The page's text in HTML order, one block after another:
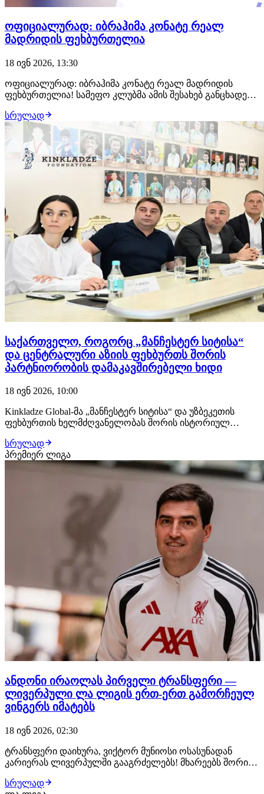
ოფიციალურად: იბრაჰიმა კონატე რეალ
მადრიდის ფეხბურთელია
18 ივნ 2026, 13:30
ოფიციალურად: იბრაჰიმა კონატე რეალ მადრიდის
ფეხბურთელია! სამეფო კლუბმა ამის შესახებ განცხადება
ფეხბურთელმა რეალთან კონტრაქტი 2030 წლამდე
გააფორმა. შეგახსენებთ, რეალ მადრიდმა იბრაჰიმა
კონატეს გარდა ბერნარდუ სილვას, დენზელ დუმფრისისა
და მარ…
სრულად
საქართველო, როგორც „მანჩესტერ სიტისა“
და ცენტრალური აზიის ფეხბურთს შორის
პარტნიორობის დამაკავშირებელი ხიდი
18 ივნ 2026, 10:00
Kinkladze Global-მა „მანჩესტერ სიტისა“ და უზბეკეთის
ფეხბურთის ხელმძღვანელობას შორის ისტორიულ
წარმომადგენლებმა უზბეკეთის სპორტის სამინისტროს,
უზბეკეთის ფეხბურთის ასოციაციისა და ოლიმპიური
კომიტეტის კოლეგებთან ერთად, „მანჩესტერ სიტისა“ და
სრულად
პრემიერ ლიგა
ანდონი ირაოლას პირველი ტრანსფერი —
ლივერპული ლა ლიგის ერთ-ერთ გამორჩეულ
ვინგერს იმატებს
18 ივნ 2026, 02:30
ტრანსფერი დაიხურა, ვიქტორ მუნიოსი ოსასუნადან
კარიერას ლივერპულში გააგრძელებს! მხარეებს შორის
ახალ კლუბში უკვე ელოდებიან, სადაც სამედიცინო
სრულად